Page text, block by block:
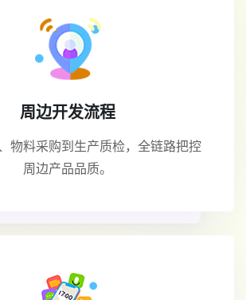
周边开发流程
物料采购到生产质检，全链路把控
周边产品品质。